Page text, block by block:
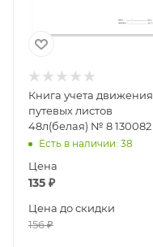
Книга учета движения
путевых листов
48л(белая) № 8 130082
Есть в наличии: 38
Цена
135 ₽
Цена до скидки
156₽